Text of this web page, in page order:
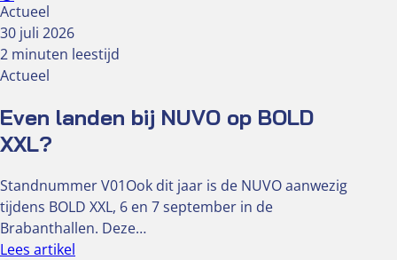
Actueel
30 juli 2026
2 minuten leestijd
Actueel
Even landen bij NUVO op BOLD
XXL?
Standnummer V01Ook dit jaar is de NUVO aanwezig
tijdens BOLD XXL, 6 en 7 september in de
Brabanthallen. Deze…
Lees artikel